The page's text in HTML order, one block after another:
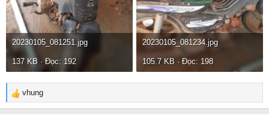
20230105_081251.jpg
137 KB · Đọc: 192
20230105_081234.jpg
105.7 KB · Đọc: 198
R
e
vhung